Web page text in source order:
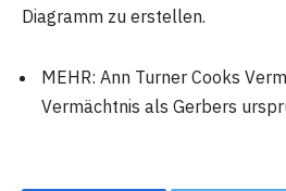
Diagramm zu erstellen.
MEHR: Ann Turner Cooks
Vermächtnis als Gerbers